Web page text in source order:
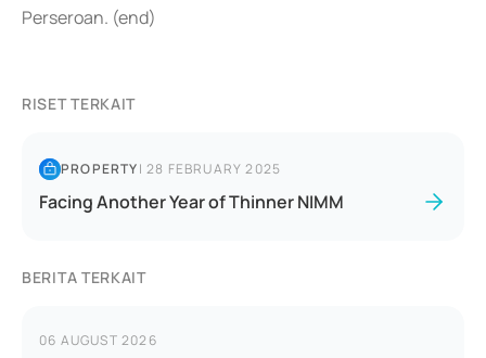
Perseroan. (end)
RISET TERKAIT
PROPERTY|28 FEBRUARY 2025
Facing Another Year of Thinner NIMM
BERITA TERKAIT
06 AUGUST 2026